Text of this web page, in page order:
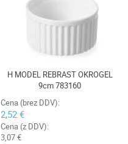
H MODEL REBRAST OKROGEL
9cm 783160
Cena (brez DDV):
2,52 €
Cena (z DDV):
3,07 €